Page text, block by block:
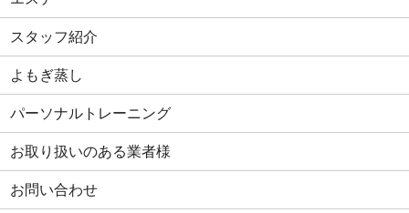
スタッフ紹介
よもぎ蒸し
パーソナルトレーニング
お取り扱いのある業者様
お問い合わせ